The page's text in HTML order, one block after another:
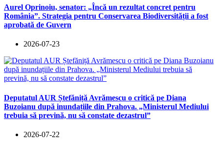
Aurel Oprinoiu, senator: „Încă un rezultat concret pentru
România”. Strategia pentru Conservarea Biodiversității a fost
aprobată de Guvern
2026-07-23
Deputatul AUR Ștefăniță Avrămescu o critică pe Diana
Buzoianu după inundațiile din Prahova. „Ministerul Mediului
trebuia să prevină, nu să constate dezastrul”
2026-07-22